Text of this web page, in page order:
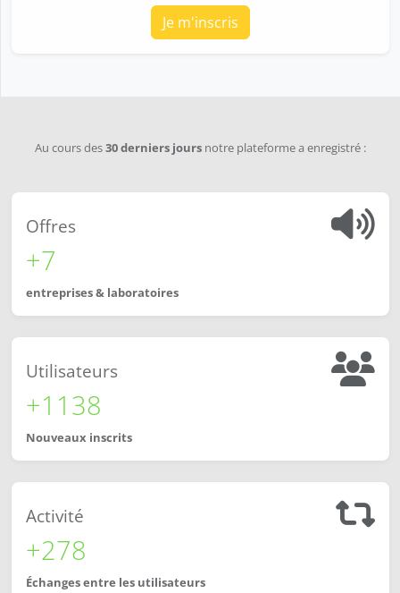
Je m'inscris
Au cours des30 derniers jours notre plateforme a enregistré :
Offres
+7
entreprises & laboratoires
Utilisateurs
+1138
Nouveaux inscrits
Activité
+278
Échanges entre les utilisateurs